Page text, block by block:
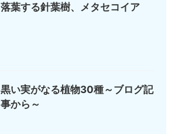
落葉する針葉樹、メタセコイア
黒い実がなる植物30種～ブログ記
事から～